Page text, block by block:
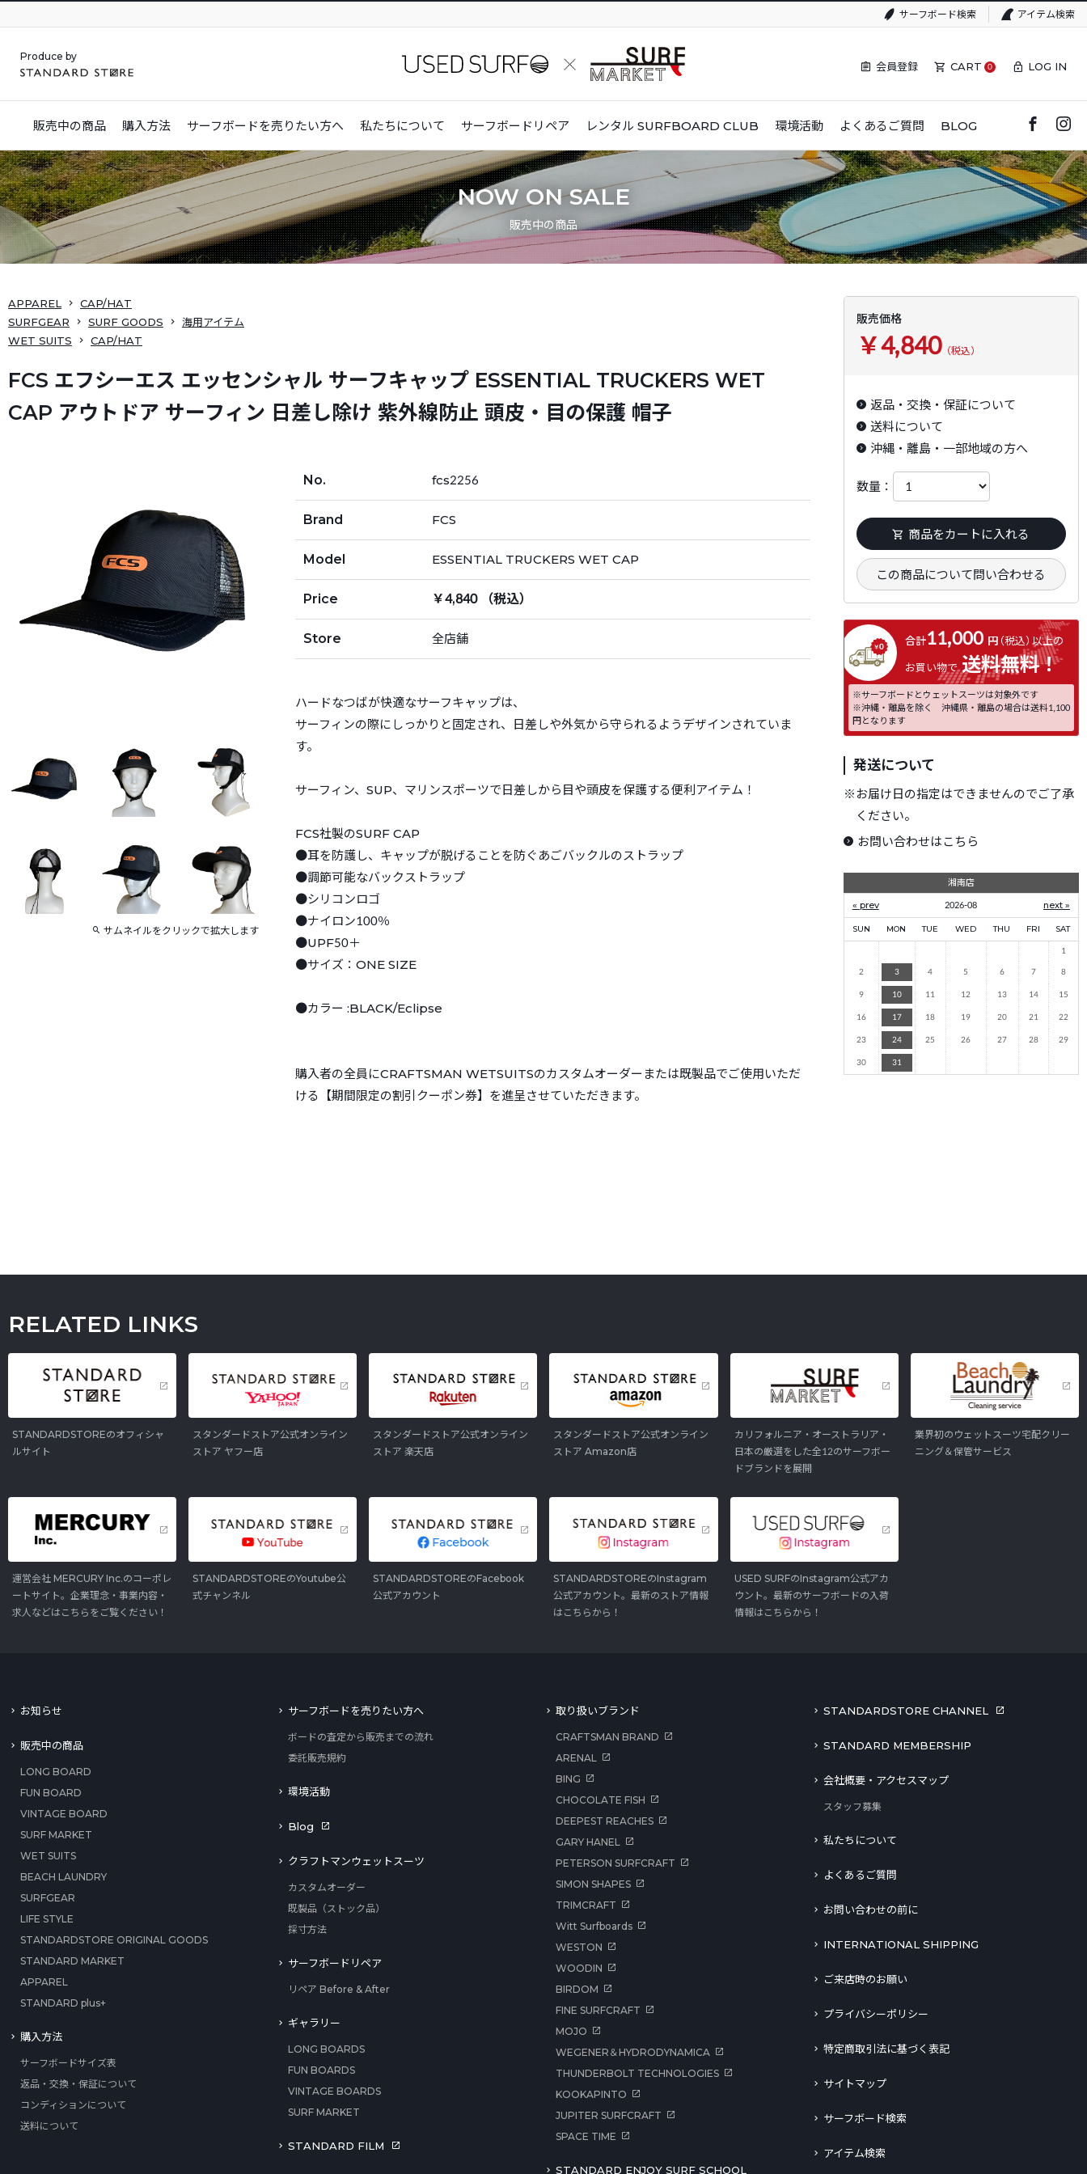
サーフボード検索 アイテム検索
Produce by
会員登録 CART 0 LOG IN
販売中の商品 購入方法 サーフボードを売りたい方へ 私たちについて サーフボードリペア レンタル SURFBOARD CLUB 環境活動 よくあるご質問 BLOG
NOW ON SALE
販売中の商品
APPAREL
CAP/HAT
SURFGEAR
SURF GOODS
海用アイテム
WET SUITS
CAP/HAT
FCS エフシーエス エッセンシャル サーフキャップ ESSENTIAL TRUCKERS WET
CAP アウトドア サーフィン 日差し除け 紫外線防止 頭皮・目の保護 帽子
サムネイルをクリックで拡大します
No. fcs2256
Brand FCS
Model ESSENTIAL TRUCKERS WET CAP
Price ￥4,840 （税込）
Store 全店舗
ハードなつばが快適なサーフキャップは、
サーフィンの際にしっかりと固定され、日差しや外気から守られるようデザインされていま
す。
サーフィン、SUP、マリンスポーツで日差しから目や頭皮を保護する便利アイテム！
FCS社製のSURF CAP
●耳を防護し、キャップが脱げることを防ぐあごバックルのストラップ
●調節可能なバックストラップ
●シリコンロゴ
●ナイロン100％
●UPF50＋
●サイズ：ONE SIZE
●カラー :BLACK/Eclipse
購入者の全員にCRAFTSMAN WETSUITSのカスタムオーダーまたは既製品でご使用いただ
ける【期間限定の割引クーポン券】を進呈させていただきます。
販売価格
￥4,840（税込）
返品・交換・保証について
送料について
沖縄・離島・一部地域の方へ
数量：
商品をカートに入れる
この商品について問い合わせる
合計11,000 円（税込）以上の
お買い物で 送料無料！
※サーフボードとウェットスーツは対象外です
※沖縄・離島を除く 沖縄県・離島の場合は送料1,100
円となります
発送について
※ お届け日の指定はできませんのでご了承
ください。
お問い合わせはこちら
湘南店
« prev
2026-08 next »
SUN MON TUE WED THU FRI SAT
1
2
3 4 5 6 7 8
9 10 11 12 13 14 15
16 17 18 19 20 21 22
23 24 25 26 27 28 29
30 31
RELATED LINKS
STANDARDSTOREのオフィシャ
ルサイト
スタンダードストア公式オンライン
ストア ヤフー店
スタンダードストア公式オンライン
ストア 楽天店
スタンダードストア公式オンライン
ストア Amazon店
カリフォルニア・オーストラリア・
日本の厳選をした全12のサーフボー
ドブランドを展開
業界初のウェットスーツ宅配クリー
ニング＆保管サービス
運営会社 MERCURY Inc.のコーポレ
ートサイト。企業理念・事業内容・
求人などはこちらをご覧ください！
STANDARDSTOREのYoutube公
式チャンネル
STANDARDSTOREのFacebook
公式アカウント
STANDARDSTOREのInstagram
公式アカウント。最新のストア情報
はこちらから！
USED SURFのInstagram公式アカ
ウント。最新のサーフボードの入荷
情報はこちらから！
お知らせ
販売中の商品
LONG BOARD
FUN BOARD
VINTAGE BOARD
SURF MARKET
WET SUITS
BEACH LAUNDRY
SURFGEAR
LIFE STYLE
STANDARDSTORE ORIGINAL GOODS
STANDARD MARKET
APPAREL
STANDARD plus+
購入方法
サーフボードサイズ表
返品・交換・保証について
コンディションについて
送料について
サーフボードを売りたい方へ
ボードの査定から販売までの流れ
委託販売規約
環境活動
Blog
クラフトマンウェットスーツ
カスタムオーダー
既製品（ストック品）
採寸方法
サーフボードリペア
リペア Before & After
ギャラリー
LONG BOARDS
FUN BOARDS
VINTAGE BOARDS
SURF MARKET
STANDARD FILM
取り扱いブランド
CRAFTSMAN BRAND
ARENAL
BING
CHOCOLATE FISH
DEEPEST REACHES
GARY HANEL
PETERSON SURFCRAFT
SIMON SHAPES
TRIMCRAFT
Witt Surfboards
WESTON
WOODIN
BIRDOM
FINE SURFCRAFT
MOJO
WEGENER＆HYDRODYNAMICA
THUNDERBOLT TECHNOLOGIES
KOOKAPINTO
JUPITER SURFCRAFT
SPACE TIME
STANDARD ENJOY SURF SCHOOL
STANDARDSTORE CHANNEL
STANDARD MEMBERSHIP
会社概要・アクセスマップ
スタッフ募集
私たちについて
よくあるご質問
お問い合わせの前に
INTERNATIONAL SHIPPING
ご来店時のお願い
プライバシーポリシー
特定商取引法に基づく表記
サイトマップ
サーフボード検索
アイテム検索